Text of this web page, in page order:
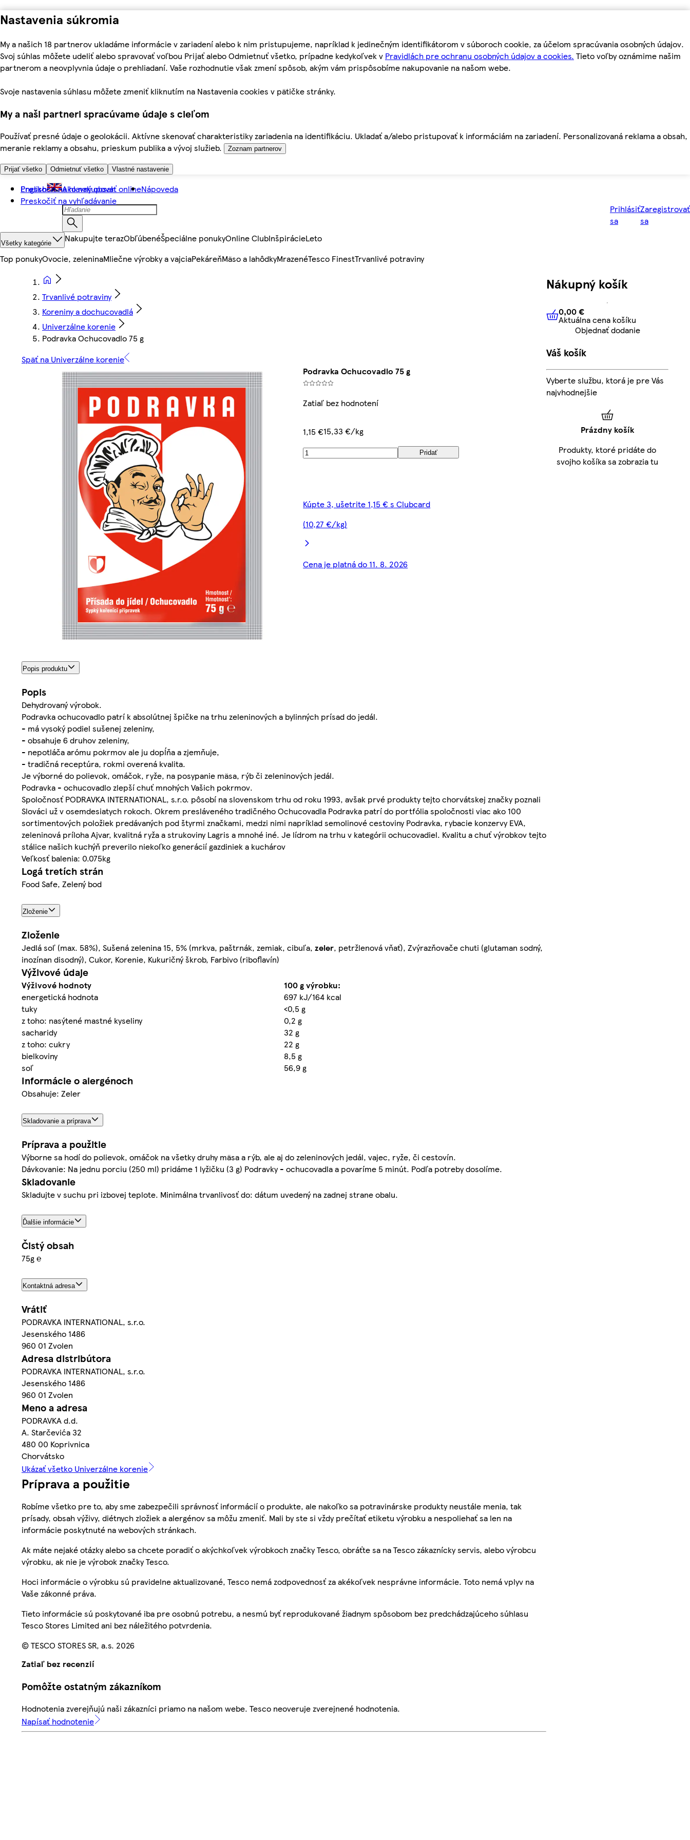
Nastavenia súkromia
My a našich 18 partnerov ukladáme informácie v zariadení alebo k nim pristupujeme, napríklad k jedinečným identifikátorom v súboroch cookie, za účelom spracúvania osobných údajov.
Svoj súhlas môžete udeliť alebo spravovať voľbou Prijať alebo Odmietnuť všetko, prípadne kedykoľvek v Pravidlách pre ochranu osobných údajov a cookies. Tieto voľby oznámime našim
partnerom a neovplyvnia údaje o prehliadaní. Vaše rozhodnutie však zmení spôsob, akým vám prispôsobíme nakupovanie na našom webe.
Svoje nastavenia súhlasu môžete zmeniť kliknutím na Nastavenia cookies v pätičke stránky.
My a naši partneri spracúvame údaje s cieľom
Používať presné údaje o geolokácii. Aktívne skenovať charakteristiky zariadenia na identifikáciu. Ukladať a/alebo pristupovať k informáciám na zariadení. Personalizovaná reklama a obsah,
meranie reklamy a obsahu, prieskum publika a vývoj služieb.
Zoznam partnerov
Prijať všetko Odmietnuť všetko Vlastné nastavenie
Preskočiť na hlavný obsah
Preskočiť na vyhľadávanie
English Ako nakupovať onlineNápoveda
Prihlásiť
sa
Zaregistrovať
sa
Všetky kategórie Nakupujte terazObľúbenéŠpeciálne ponukyOnline ClubInšpirácieLeto
Top ponukyOvocie, zeleninaMliečne výrobky a vajciaPekáreňMäso a lahôdkyMrazenéTesco FinestTrvanlivé potraviny
Trvanlivé potraviny
Koreniny a dochucovadlá
Univerzálne korenie
Podravka Ochucovadlo 75 g
Späť na Univerzálne korenie
Podravka Ochucovadlo 75 g
Zatiaľ bez hodnotení
1,15 €15,33 €/kg
Pridať
Kúpte 3, ušetrite 1,15 € s Clubcard
(10,27 €/kg)
Cena je platná do 11. 8. 2026
Popis produktu
Popis
Dehydrovaný výrobok.
Podravka ochucovadlo patrí k absolútnej špičke na trhu zeleninových a bylinných prísad do jedál.
- má vysoký podiel sušenej zeleniny,
- obsahuje 6 druhov zeleniny,
- nepotláča arómu pokrmov ale ju dopĺňa a zjemňuje,
- tradičná receptúra, rokmi overená kvalita.
Je výborné do polievok, omáčok, ryže, na posypanie mäsa, rýb či zeleninových jedál.
Podravka - ochucovadlo zlepší chuť mnohých Vašich pokrmov.
Spoločnosť PODRAVKA INTERNATIONAL, s.r.o. pôsobí na slovenskom trhu od roku 1993, avšak prvé produkty tejto chorvátskej značky poznali
Slováci už v osemdesiatych rokoch. Okrem presláveného tradičného Ochucovadla Podravka patrí do portfólia spoločnosti viac ako 100
sortimentových položiek predávaných pod štyrmi značkami, medzi nimi napríklad semolinové cestoviny Podravka, rybacie konzervy EVA,
zeleninová príloha Ajvar, kvalitná ryža a strukoviny Lagris a mnohé iné. Je lídrom na trhu v kategórii ochucovadiel. Kvalitu a chuť výrobkov tejto
stálice našich kuchýň preverilo niekoľko generácií gazdiniek a kuchárov
Veľkosť balenia: 0.075kg
Logá tretích strán
Food Safe, Zelený bod
Zloženie
Zloženie
Jedlá soľ (max. 58%), Sušená zelenina 15, 5% (mrkva, paštrnák, zemiak, cibuľa, zeler, petržlenová vňať), Zvýrazňovače chuti (glutaman sodný,
inozínan disodný), Cukor, Korenie, Kukuričný škrob, Farbivo (riboflavín)
Výživové údaje
Výživové hodnoty
100 g výrobku:
energetická hodnota
697 kJ/164 kcal
tuky
<0,5 g
z toho: nasýtené mastné kyseliny
0,2 g
sacharidy
32 g
z toho: cukry
22 g
bielkoviny
8,5 g
soľ
56,9 g
Informácie o alergénoch
Obsahuje: Zeler
Skladovanie a príprava
Príprava a použitie
Výborne sa hodí do polievok, omáčok na všetky druhy mäsa a rýb, ale aj do zeleninových jedál, vajec, ryže, či cestovín.
Dávkovanie: Na jednu porciu (250 ml) pridáme 1 lyžičku (3 g) Podravky - ochucovadla a povaríme 5 minút. Podľa potreby dosolíme.
Skladovanie
Skladujte v suchu pri izbovej teplote. Minimálna trvanlivosť do: dátum uvedený na zadnej strane obalu.
Ďalšie informácie
Čistý obsah
75g ℮
Kontaktná adresa
Vrátiť
PODRAVKA INTERNATIONAL, s.r.o.
Jesenského 1486
960 01 Zvolen
Adresa distribútora
PODRAVKA INTERNATIONAL, s.r.o.
Jesenského 1486
960 01 Zvolen
Meno a adresa
PODRAVKA d.d.
A. Starčevića 32
480 00 Koprivnica
Chorvátsko
Ukázať všetko Univerzálne korenie
Príprava a použitie
Robíme všetko pre to, aby sme zabezpečili správnosť informácií o produkte, ale nakoľko sa potravinárske produkty neustále menia, tak
prísady, obsah výživy, diétnych zložiek a alergénov sa môžu zmeniť. Mali by ste si vždy prečítať etiketu výrobku a nespoliehať sa len na
informácie poskytnuté na webových stránkach.
Ak máte nejaké otázky alebo sa chcete poradiť o akýchkoľvek výrobkoch značky Tesco, obráťte sa na Tesco zákaznícky servis, alebo výrobcu
výrobku, ak nie je výrobok značky Tesco.
Hoci informácie o výrobku sú pravidelne aktualizované, Tesco nemá zodpovednosť za akékoľvek nesprávne informácie. Toto nemá vplyv na
Vaše zákonné práva.
Tieto informácie sú poskytované iba pre osobnú potrebu, a nesmú byť reprodukované žiadnym spôsobom bez predchádzajúceho súhlasu
Tesco Stores Limited ani bez náležitého potvrdenia.
© TESCO STORES SR, a.s. 2026
Zatiaľ bez recenzií
Pomôžte ostatným zákazníkom
Hodnotenia zverejňujú naši zákazníci priamo na našom webe. Tesco neoveruje zverejnené hodnotenia.
Napísať hodnotenie
Nákupný košík
0,00 € Aktuálna cena košíku
0,00 €
Aktuálna cena košíku
Objednať dodanie
Váš košík
Vyberte službu, ktorá je pre Vás
najvhodnejšie
Prázdny košík
Produkty, ktoré pridáte do
svojho košíka sa zobrazia tu